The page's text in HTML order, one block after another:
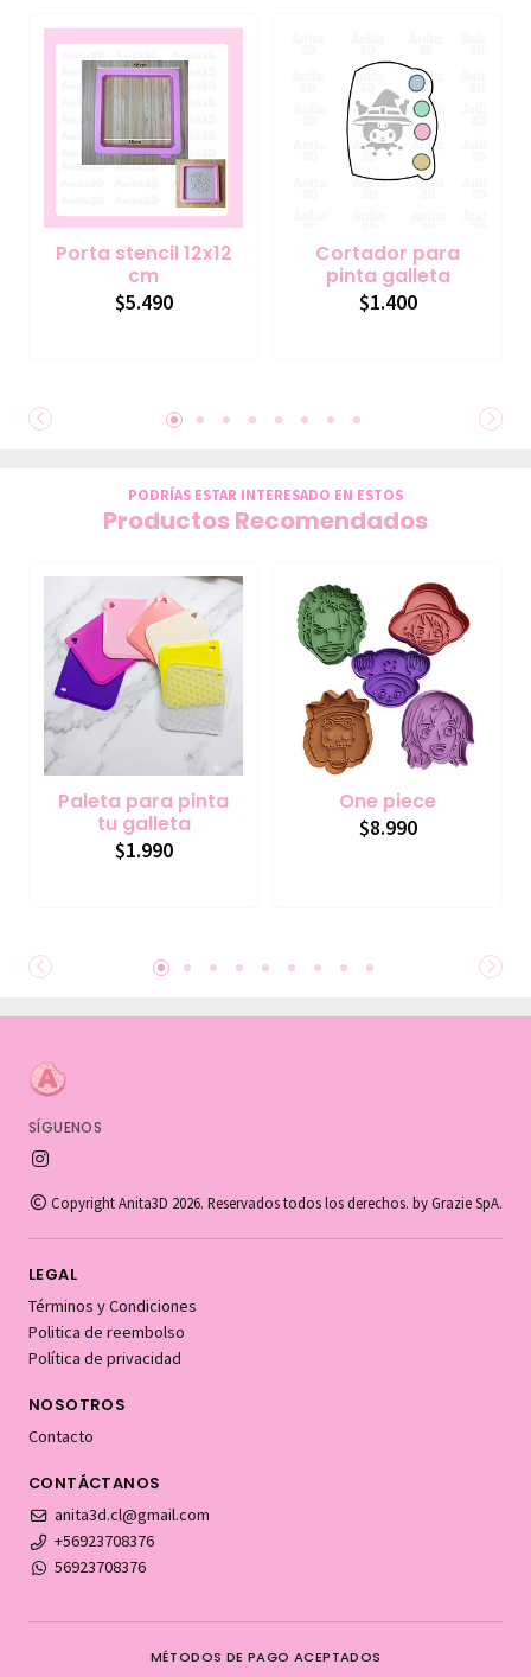
Porta stencil 12x12
cm
$5.490
Cortador para
pinta galleta
$1.400
PODRÍAS ESTAR INTERESADO EN ESTOS
Productos Recomendados
Paleta para pinta
tu galleta
$1.990
One piece
$8.990
SÍGUENOS
Copyright Anita3D 2026. Reservados todos los derechos. by Grazie SpA.
LEGAL
Términos y Condiciones
Politica de reembolso
Política de privacidad
NOSOTROS
Contacto
CONTÁCTANOS
anita3d.cl@gmail.com
+56923708376
56923708376
MÉTODOS DE PAGO ACEPTADOS